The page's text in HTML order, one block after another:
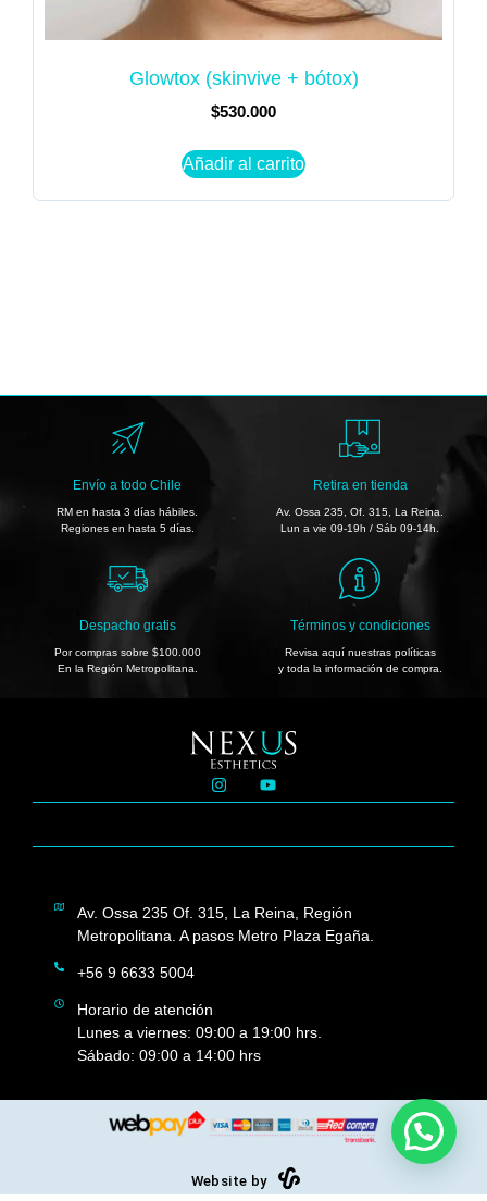
Glowtox (skinvive + bótox)
$530.000
Añadir al carrito
Retira en tienda
Av. Ossa 235, Of. 315, La Reina.
Lun a vie 09-19h / Sáb 09-14h.
Despacho gratis
Por compras sobre $100.000
En la Región Metropolitana.
Envío a todo Chile
RM en hasta 3 días hábiles.
Regiones en hasta 5 días.
Términos y condiciones
Revisa aquí nuestras políticas
y toda la información de compra.
Av. Ossa 235 Of. 315, La Reina, Región
Metropolitana. A pasos Metro Plaza Egaña.
+56 9 6633 5004
Horario de atención
Lunes a viernes: 09:00 a 19:00 hrs.
Sábado: 09:00 a 14:00 hrs
Website by